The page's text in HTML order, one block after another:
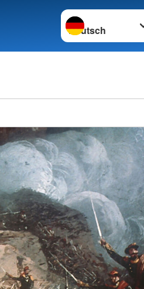
Sprache wechseln zu